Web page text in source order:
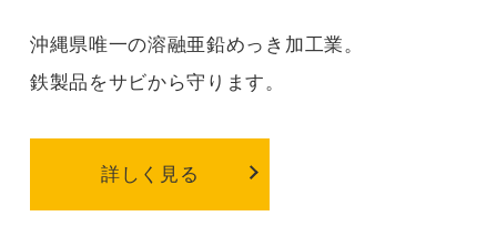
沖縄県唯一の溶融亜鉛めっき加工業。
鉄製品をサビから守ります。
詳しく見る